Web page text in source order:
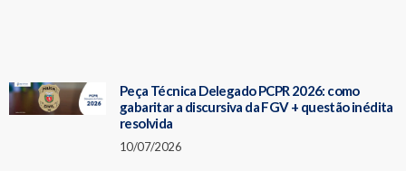
Peça Técnica Delegado PCPR 2026: como
gabaritar a discursiva da FGV + questão inédita
resolvida
10/07/2026